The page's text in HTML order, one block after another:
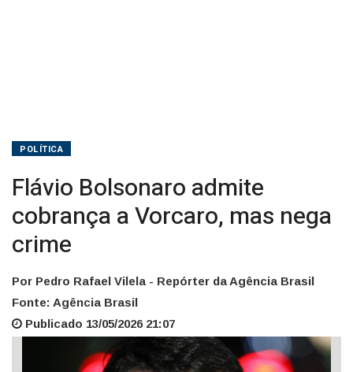
POLÍTICA
Flávio Bolsonaro admite
cobrança a Vorcaro, mas nega
crime
Por Pedro Rafael Vilela - Repórter da Agência Brasil
Fonte: Agência Brasil
Publicado 13/05/2026 21:07